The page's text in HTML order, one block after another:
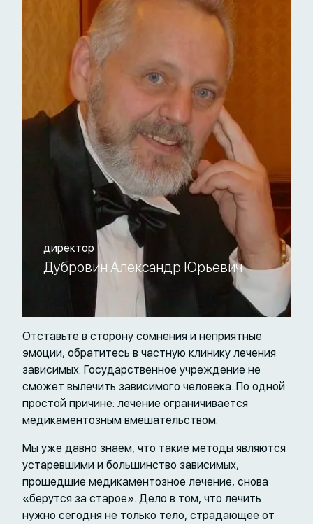
директор
Дубровин Александр Юрьевич
Отставьте в сторону сомнения и неприятные
эмоции, обратитесь в частную клинику лечения
зависимых. Государственное учреждение не
сможет вылечить зависимого человека. По одной
простой причине: лечение ограничивается
медикаментозным вмешательством.
Мы уже давно знаем, что такие методы являются
устаревшими и большинство зависимых,
прошедшие медикаментозное лечение, снова
«берутся за старое». Дело в том, что лечить
нужно сегодня не только тело, страдающее от